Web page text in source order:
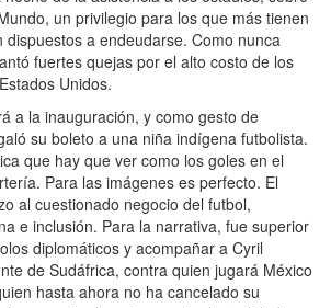
un privilegio para los que más tienen
a endeudarse. Como nunca
fuertes quejas por el alto costo de los
Unidos.
a la inauguración, y como gesto de
su boleto a una niña indígena futbolista.
que hay que ver como los goles en el
Para las imágenes es perfecto. El
al cuestionado negocio del futbol,
e inclusión. Para la narrativa, fue superior
diplomáticos y acompañar a Cyril
de Sudáfrica, contra quien jugará México
hasta ahora no ha cancelado su